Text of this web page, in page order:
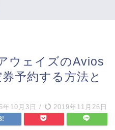
ウェイズのAvios
予約する方法と
年10月3日 / 2019年11月26日